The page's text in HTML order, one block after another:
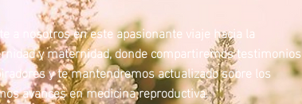
a nosotros en este apasionante viaje hacia la
y maternidad, donde compartiremos testimonios
y te mantendremos actualizado sobre los
avances en medicina reproductiva.